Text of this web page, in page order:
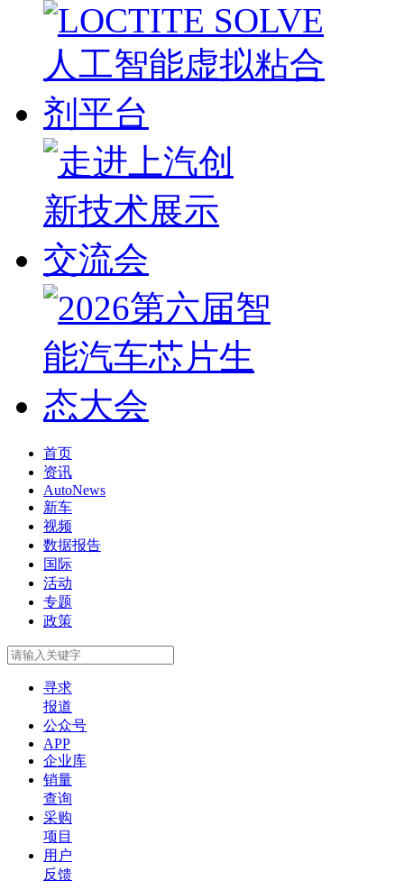
首页
资讯
AutoNews
新车
视频
数据报告
国际
活动
专题
政策
寻求
报道
公众号
APP
企业库
销量
查询
采购
项目
用户
反馈